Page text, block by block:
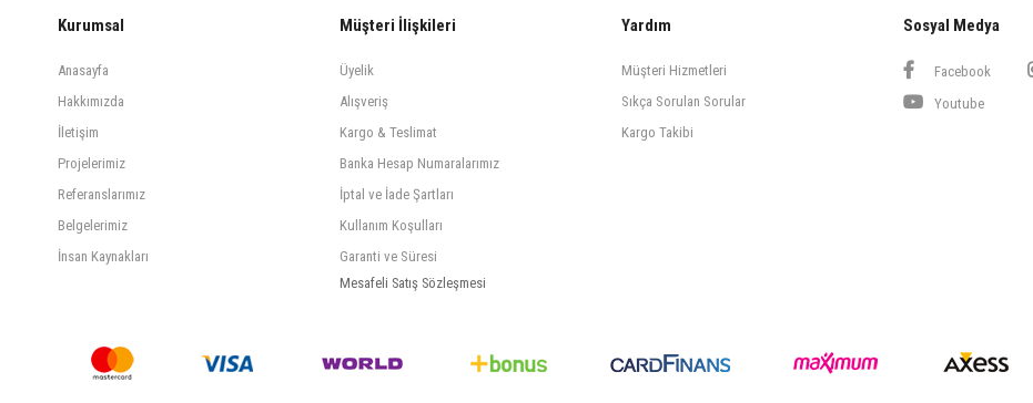
Kurumsal
Anasayfa
Hakkımızda
İletişim
Projelerimiz
Referanslarımız
Belgelerimiz
İnsan Kaynakları
Müşteri İlişkileri
Üyelik
Alışveriş
Kargo & Teslimat
Banka Hesap Numaralarımız
İptal ve İade Şartları
Kullanım Koşulları
Garanti ve Süresi
Mesafeli Satış Sözleşmesi
Yardım
Müşteri Hizmetleri
Sıkça Sorulan Sorular
Kargo Takibi
Sosyal Medya
Facebook
Youtube